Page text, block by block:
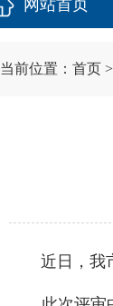
网站首页
当前位置： 首页 >
近日，我市